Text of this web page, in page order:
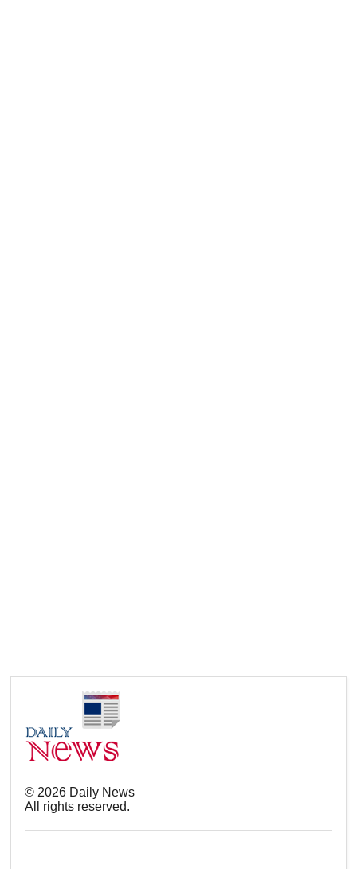
© 2026 Daily News
All rights reserved.